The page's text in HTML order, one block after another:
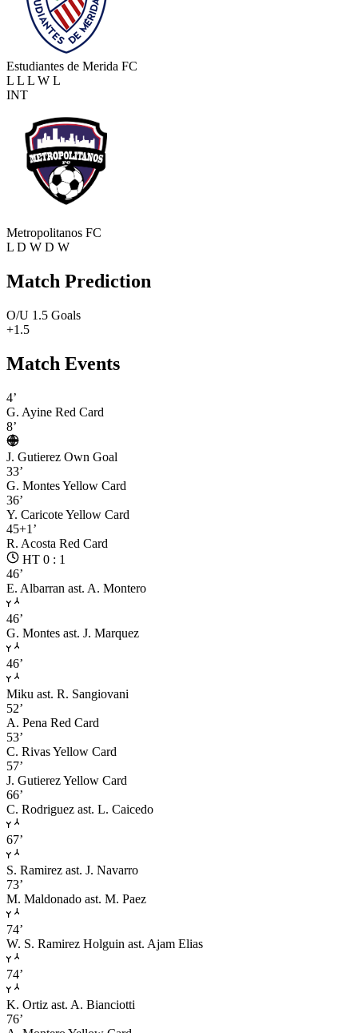
Estudiantes de Merida FC
L L L W L
INT
Metropolitanos FC
L D W D W
Match Prediction
O/U 1.5 Goals
+1.5
Match Events
4’
G. Ayine Red Card
8’
J. Gutierez Own Goal
33’
G. MontesYellow Card
36’
Y. CaricoteYellow Card
45+1’
R. Acosta Red Card
HT 0 : 1
46’
E. Albarran ast. A. Montero
46’
G. Montes ast. J. Marquez
46’
Miku ast. R. Sangiovani
52’
A. Pena Red Card
53’
C. RivasYellow Card
57’
J. GutierezYellow Card
66’
C. Rodriguez ast. L. Caicedo
67’
S. Ramirez ast. J. Navarro
73’
M. Maldonado ast. M. Paez
74’
W. S. Ramirez Holguin ast. Ajam Elias
74’
K. Ortiz ast. A. Bianciotti
76’